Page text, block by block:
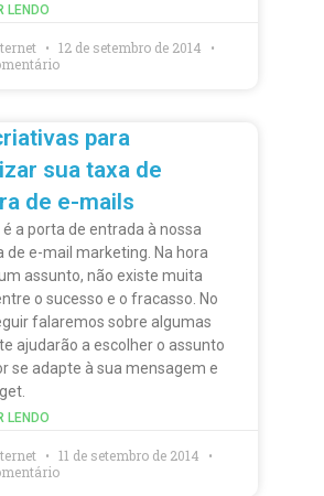
LENDO
12 de setembro de 2014
para
sua taxa de
de e-mails
a porta de entrada à nossa
de e-mail marketing. Na hora
assunto, não existe muita
o sucesso e o fracasso. No
falaremos sobre algumas
ajudarão a escolher o assunto
se adapte à sua mensagem e
LENDO
11 de setembro de 2014